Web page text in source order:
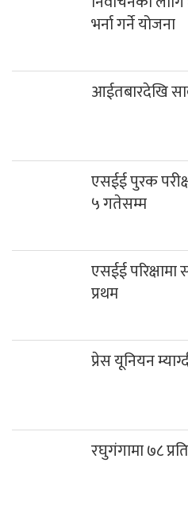
भर्ना गर्ने योजना
आईतबारदेखि
एसईई पुरक
५ गतेसम्म
एसईई परिक्षामा
प्रथम
प्रेस यूनियन
रघुगंगामा ७८